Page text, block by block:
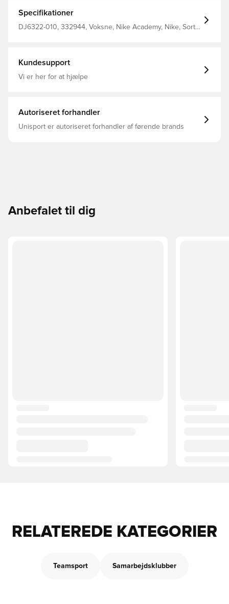
Specifikationer
DJ6322-010, 332944, Voksne, Nike Academy, Nike, Sort,
Kundesupport
Vi er her for at hjælpe
Autoriseret forhandler
Unisport er autoriseret forhandler af førende brands
Anbefalet til dig
RELATEREDE KATEGORIER
Teamsport Samarbejdsklubber